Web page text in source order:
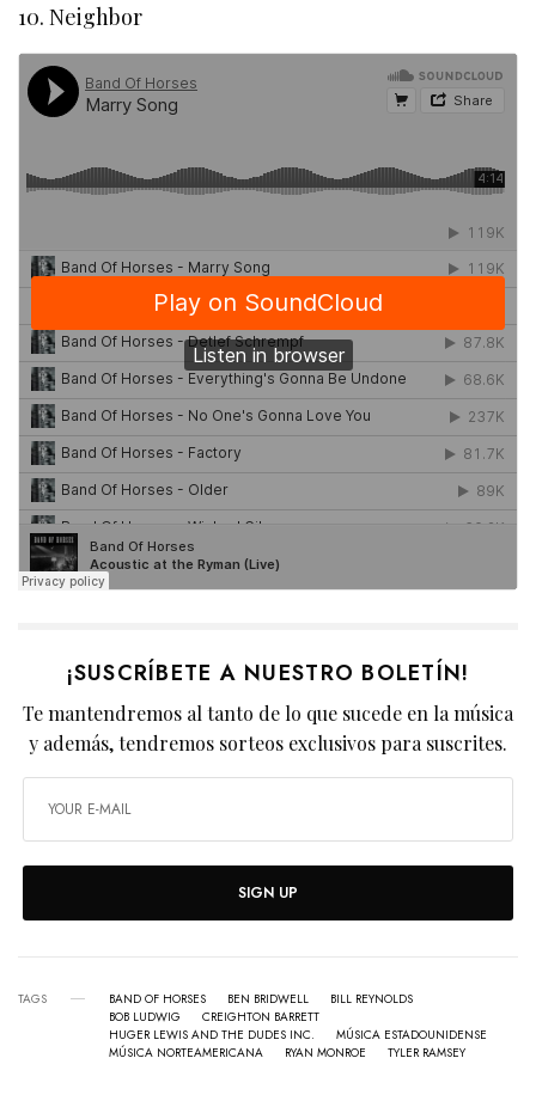
10. Neighbor
¡SUSCRÍBETE A NUESTRO BOLETÍN!
Te mantendremos al tanto de lo que sucede en la música
y además, tendremos sorteos exclusivos para suscrites.
SIGN UP
TAGS BAND OF HORSES BEN BRIDWELL
BILL REYNOLDS
BOB LUDWIG
CREIGHTON BARRETT
HUGER LEWIS AND THE DUDES INC.
MÚSICA ESTADOUNIDENSE
MÚSICA NORTEAMERICANA
RYAN MONROE TYLER RAMSEY